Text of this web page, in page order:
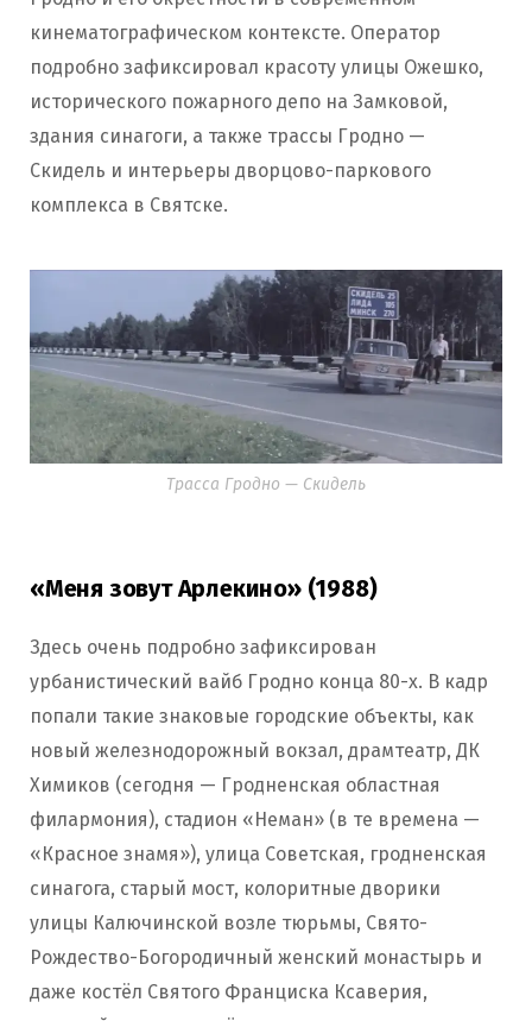
кинематографическом контексте. Оператор
подробно зафиксировал красоту улицы Ожешко,
исторического пожарного депо на Замковой,
здания синагоги, а также трассы Гродно —
Скидель и интерьеры дворцово-паркового
комплекса в Святске.
Трасса Гродно — Скидель
«Меня зовут Арлекино» (1988)
Здесь очень подробно зафиксирован
урбанистический вайб Гродно конца 80-х. В кадр
попали такие знаковые городские объекты, как
новый железнодорожный вокзал, драмтеатр, ДК
Химиков (сегодня — Гродненская областная
филармония), стадион «Неман» (в те времена —
«Красное знамя»), улица Советская, гродненская
синагога, старый мост, колоритные дворики
улицы Калючинской возле тюрьмы, Свято-
Рождество-Богородичный женский монастырь и
даже костёл Святого Франциска Ксаверия,